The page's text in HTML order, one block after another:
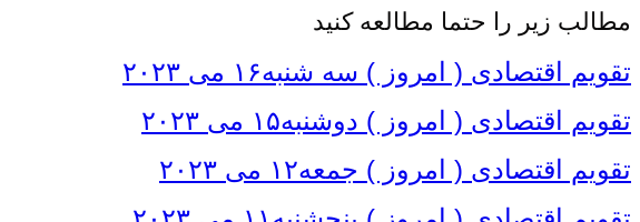
مطالب زیر را حتما مطالعه کنید
تقویم اقتصادی ( امروز ) سه شنبه۱۶ می ۲۰۲۳
تقویم اقتصادی ( امروز ) دوشنبه۱۵ می ۲۰۲۳
تقویم اقتصادی ( امروز ) جمعه۱۲ می ۲۰۲۳